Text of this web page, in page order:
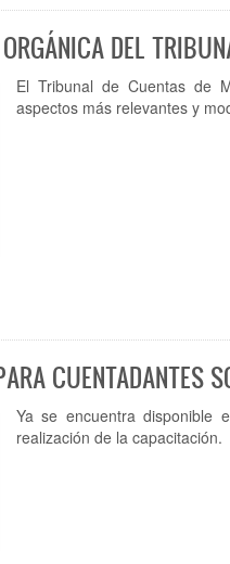
DEL
El Tribunal de Cuentas de
aspectos más relevantes y
CUENTADANTES
Ya se encuentra disponible
realización de la capacitación.